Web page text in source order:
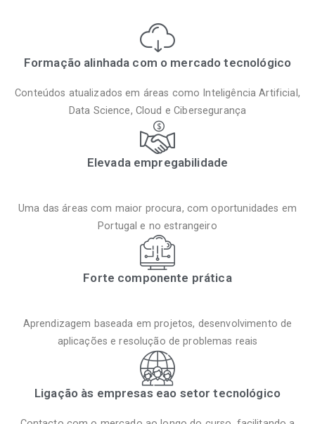
Formação alinhada com o mercado tecnológico
Conteúdos atualizados em áreas como Inteligência Artificial,
Data Science, Cloud e Cibersegurança
Elevada empregabilidade
Uma das áreas com maior procura, com oportunidades em
Portugal e no estrangeiro
Forte componente prática
Aprendizagem baseada em projetos, desenvolvimento de
aplicações e resolução de problemas reais
Ligação às empresas eao setor tecnológico